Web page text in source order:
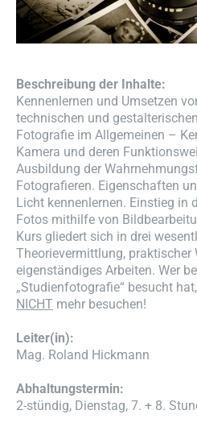
Beschreibung der Inhalte:
Kennenlernen und Umsetzen
technischen und
Fotografie im Allgemeinen –
Kamera und deren
Ausbildung der
Fotografieren. Eigenschaften
Licht kennenlernen. Einstieg in
Fotos mithilfe von
Kurs gliedert sich in drei
Theorievermittlung, praktischer
eigenständiges Arbeiten. Wer
„Studienfotografie“ besucht
NICHT mehr besuchen!
Leiter(in):
Mag. Roland Hickmann
Abhaltungstermin:
2-stündig, Dienstag, 7. + 8.